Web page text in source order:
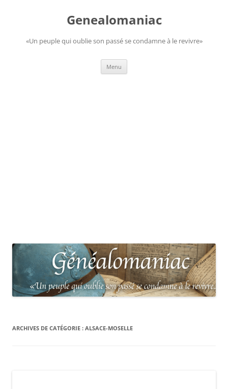
Genealomaniac
«Un peuple qui oublie son passé se condamne à le revivre»
Menu
ARCHIVES DE CATÉGORIE : ALSACE-MOSELLE